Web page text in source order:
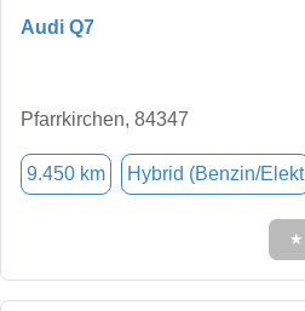
Audi Q7
Pfarrkirchen, 84347
9.450 km Hybrid (Benzin/Elekt
★